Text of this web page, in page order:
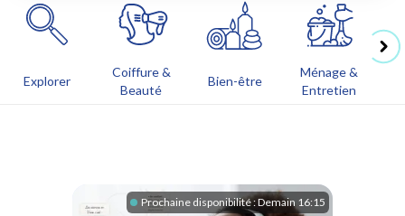
Explorer
Coiffure &
Beauté
Bien-être
Ménage &
Entretien
Prochaine disponibilité :Demain 16:15